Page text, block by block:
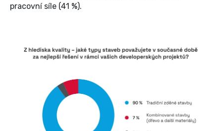
pracovní síle (41 %).